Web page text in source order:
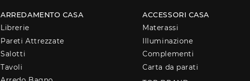
ARREDAMENTO CASA
Librerie
Pareti Attrezzate
Salotti
Tavoli
ACCESSORI CASA
Materassi
Illuminazione
Complementi
Carta da parati